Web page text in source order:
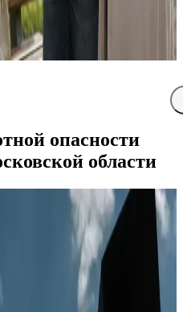
опасности
области